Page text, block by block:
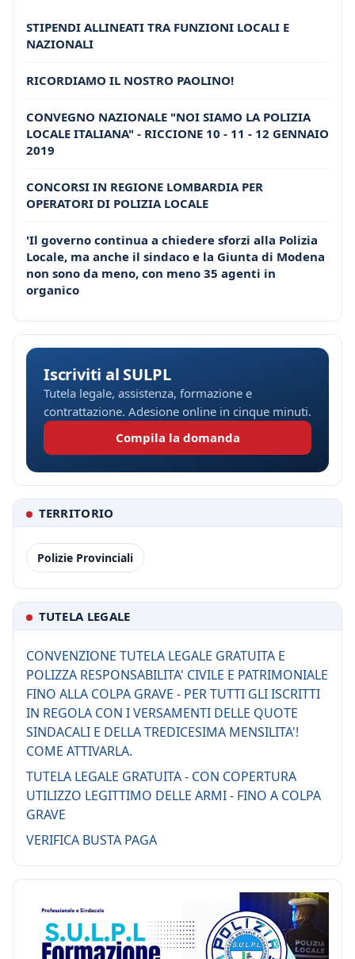
STIPENDI ALLINEATI TRA FUNZIONI LOCALI E
NAZIONALI
RICORDIAMO IL NOSTRO PAOLINO!
CONVEGNO NAZIONALE "NOI SIAMO LA POLIZIA
LOCALE ITALIANA" - RICCIONE 10 - 11 - 12 GENNAIO
2019
CONCORSI IN REGIONE LOMBARDIA PER
OPERATORI DI POLIZIA LOCALE
'Il governo continua a chiedere sforzi alla Polizia
Locale, ma anche il sindaco e la Giunta di Modena
non sono da meno, con meno 35 agenti in
organico
Iscriviti al SULPL
Tutela legale, assistenza, formazione e
contrattazione. Adesione online in cinque minuti.
Compila la domanda
TERRITORIO
Polizie Provinciali
TUTELA LEGALE
CONVENZIONE TUTELA LEGALE GRATUITA E
POLIZZA RESPONSABILITA' CIVILE E PATRIMONIALE
FINO ALLA COLPA GRAVE - PER TUTTI GLI ISCRITTI
IN REGOLA CON I VERSAMENTI DELLE QUOTE
SINDACALI E DELLA TREDICESIMA MENSILITA'!
COME ATTIVARLA.
TUTELA LEGALE GRATUITA - CON COPERTURA
UTILIZZO LEGITTIMO DELLE ARMI - FINO A COLPA
GRAVE
VERIFICA BUSTA PAGA